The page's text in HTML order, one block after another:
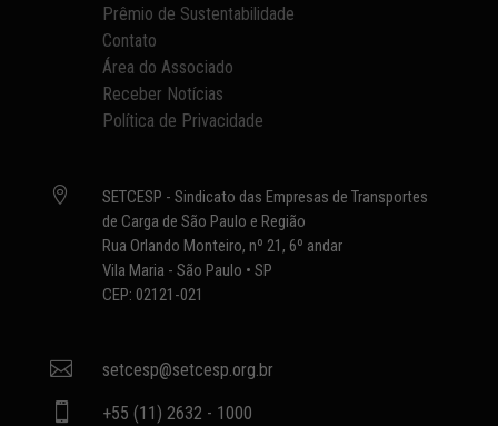
Prêmio de Sustentabilidade
Contato
Área do Associado
Receber Notícias
Política de Privacidade

SETCESP - Sindicato das Empresas de Transportes
de Carga de São Paulo e Região
Rua Orlando Monteiro, nº 21, 6º andar
Vila Maria - São Paulo • SP
CEP: 02121-021
 setcesp@setcesp.org.br
 +55 (11) 2632 - 1000